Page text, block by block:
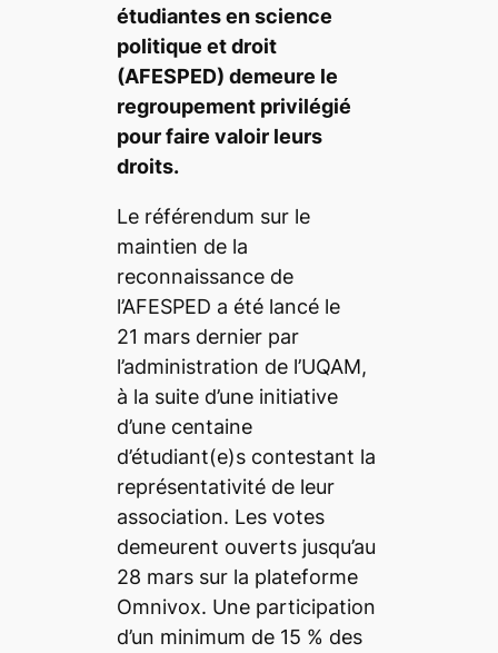
étudiantes en science
politique et droit
(AFESPED) demeure le
regroupement privilégié
pour faire valoir leurs
droits.
Le référendum sur le
maintien de la
reconnaissance de
l’AFESPED a été lancé le
21 mars dernier par
l’administration de l’UQAM,
à la suite d’une initiative
d’une centaine
d’étudiant(e)s contestant la
représentativité de leur
association. Les votes
demeurent ouverts jusqu’au
28 mars sur la plateforme
Omnivox. Une participation
d’un minimum de 15 % des